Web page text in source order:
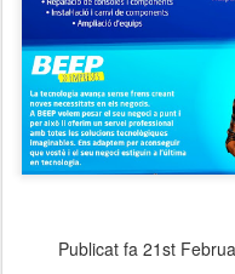
Publicat fa 21st